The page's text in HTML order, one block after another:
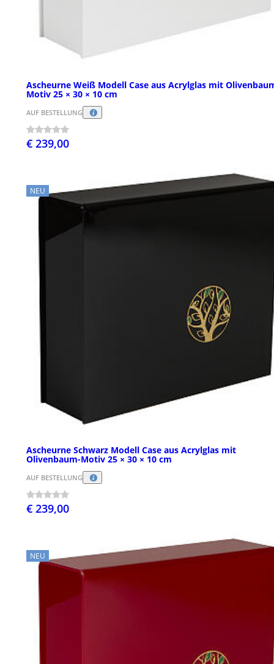
Ascheurne Weiß Modell Case aus Acrylglas mit
Motiv 25 × 30 × 10 cm
AUF BESTELLUNG
€ 239,00
NEU
Ascheurne Schwarz Modell Case aus Acrylglas mit
Olivenbaum-Motiv 25 × 30 × 10 cm
AUF BESTELLUNG
€ 239,00
NEU